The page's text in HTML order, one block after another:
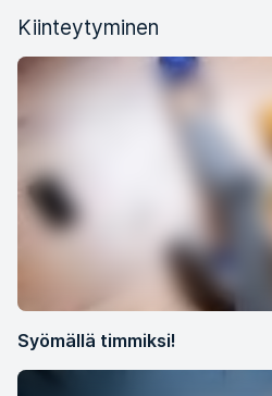
Kiinteytyminen
Syömällä timmiksi!